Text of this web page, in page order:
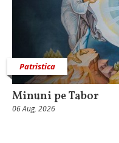
Patristica
Minuni pe Tabor
06 Aug, 2026